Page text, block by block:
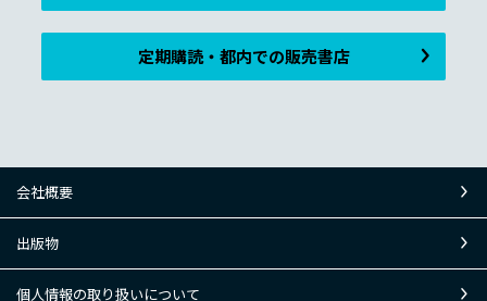
定期購読・都内での販売書店
会社概要
出版物
個人情報の取り扱いについて